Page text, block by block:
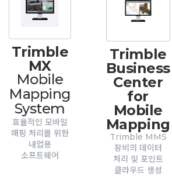
Trimble
MX
Mobile
Mapping
System
효율적인 모바일
매핑 처리를 위한
내업용
소프트웨어
Trimble
Business
Center
for
Mobile
Mapping
Trimble MMS
장비의 데이터
처리 및 포인트
클라우드 생성